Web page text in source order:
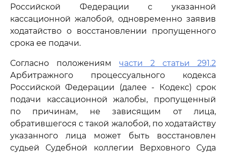
Российской Федерации с указанной
кассационной жалобой, одновременно заявив
ходатайство о восстановлении пропущенного
срока ее подачи.
Согласно положениям части 2 статьи 291.2
Арбитражного процессуального кодекса
Российской Федерации (далее - Кодекс) срок
подачи кассационной жалобы, пропущенный
по причинам, не зависящим от лица,
обратившегося с такой жалобой, по ходатайству
указанного лица может быть восстановлен
судьей Судебной коллегии Верховного Суда